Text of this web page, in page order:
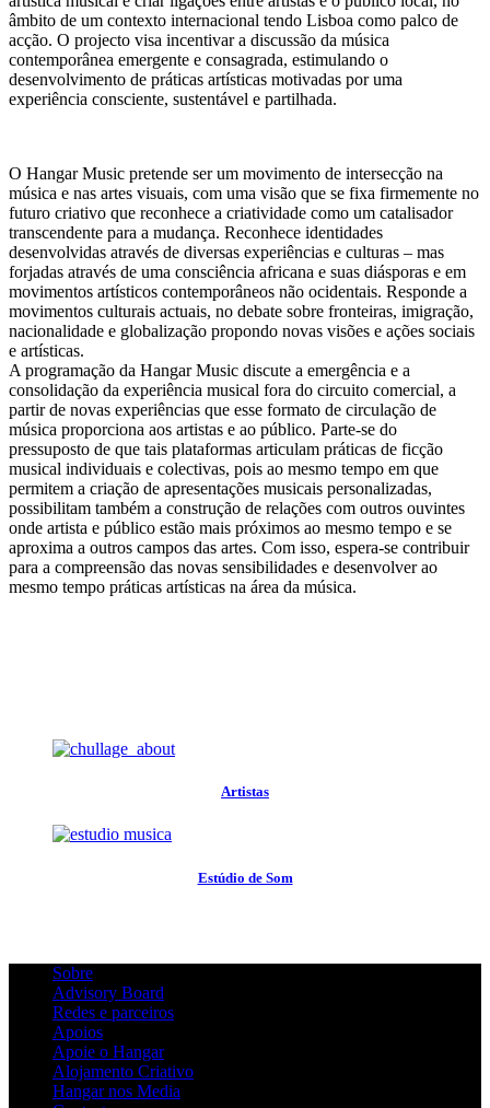
âmbito de um contexto internacional tendo Lisboa como palco de
acção. O projecto visa incentivar a discussão da música
contemporânea emergente e consagrada, estimulando o
desenvolvimento de práticas artísticas motivadas por uma
experiência consciente, sustentável e partilhada.
O Hangar Music pretende ser um movimento de intersecção na
música e nas artes visuais, com uma visão que se fixa firmemente no
futuro criativo que reconhece a criatividade como um catalisador
transcendente para a mudança. Reconhece identidades
desenvolvidas através de diversas experiências e culturas – mas
forjadas através de uma consciência africana e suas diásporas e em
movimentos artísticos contemporâneos não ocidentais. Responde a
movimentos culturais actuais, no debate sobre fronteiras, imigração,
nacionalidade e globalização propondo novas visões e ações sociais
e artísticas.
A programação da Hangar Music discute a emergência e a
consolidação da experiência musical fora do circuito comercial, a
partir de novas experiências que esse formato de circulação de
música proporciona aos artistas e ao público. Parte-se do
pressuposto de que tais plataformas articulam práticas de ficção
musical individuais e colectivas, pois ao mesmo tempo em que
permitem a criação de apresentações musicais personalizadas,
possibilitam também a construção de relações com outros ouvintes
onde artista e público estão mais próximos ao mesmo tempo e se
aproxima a outros campos das artes. Com isso, espera-se contribuir
para a compreensão das novas sensibilidades e desenvolver ao
mesmo tempo práticas artísticas na área da música.
Artistas
Estúdio de Som
Sobre
Advisory Board
Redes e parceiros
Apoios
Apoie o Hangar
Alojamento Criativo
Hangar nos Media